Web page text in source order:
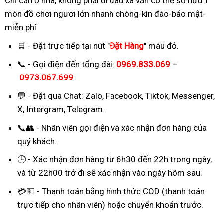
món đồ chơi ngươi lớn nhanh chóng-kín đáo-bảo mật-
miễn phí
🛒 - Đặt trực tiếp tại nút "Đặt Hàng" màu đỏ.
📞 - Gọi điện đến tổng đài: 0969.833.069 –
0973.067.699.
💬 - Đặt qua Chat: Zalo, Facebook, Tiktok, Messenger,
X, Intergram, Telegram.
📞👥 - Nhân viên gọi điện và xác nhận đơn hàng của
quý khách.
🕒 - Xác nhận đơn hàng từ 6h30 đến 22h trong ngày,
và từ 22h00 trở đi sẽ xác nhận vào ngày hôm sau.
💳💵 - Thanh toán bằng hình thức COD (thanh toán
trực tiếp cho nhân viên) hoặc chuyển khoản trước.